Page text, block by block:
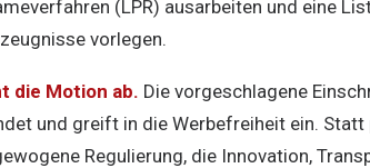
(LPR) ausarbeiten und eine
vorlegen.
die Motion ab. Die vorgeschlagene
und greift in die Werbefreiheit ein.
Regulierung, die Innovation,